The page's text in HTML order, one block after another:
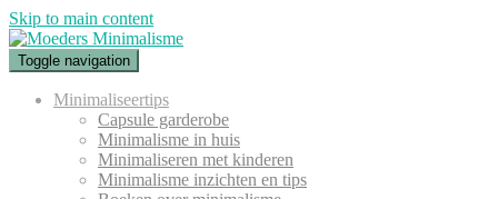
Skip to main content
Toggle navigation
Minimaliseertips
Capsule garderobe
Minimalisme in huis
Minimaliseren met kinderen
Minimalisme inzichten en tips